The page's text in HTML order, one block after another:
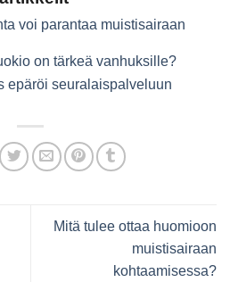
voi parantaa muistisairaan
on tärkeä vanhuksille?
epäröi seuralaispalveluun
Mitä tulee ottaa huomioon
muistisairaan
kohtaamisessa?